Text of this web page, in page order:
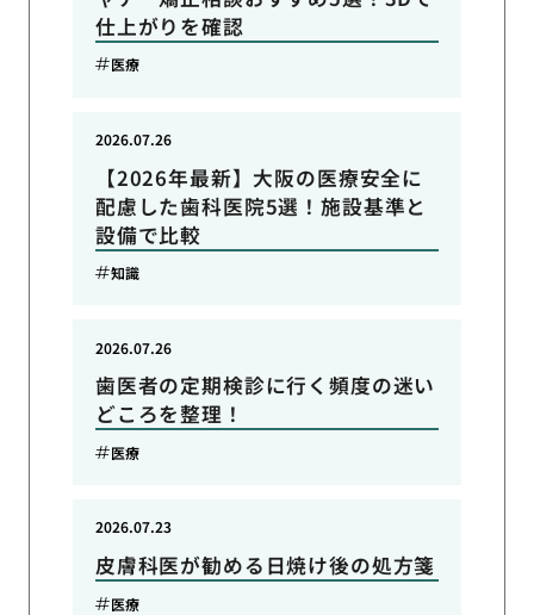
仕上がりを確認
医療
【2026年最新】大阪の医療安全に
配慮した歯科医院5選！施設基準と
設備で比較
2026.07.26
知識
歯医者の定期検診に行く頻度の迷い
どころを整理！
2026.07.26
医療
皮膚科医が勧める日焼け後の処方箋
2026.07.23
医療